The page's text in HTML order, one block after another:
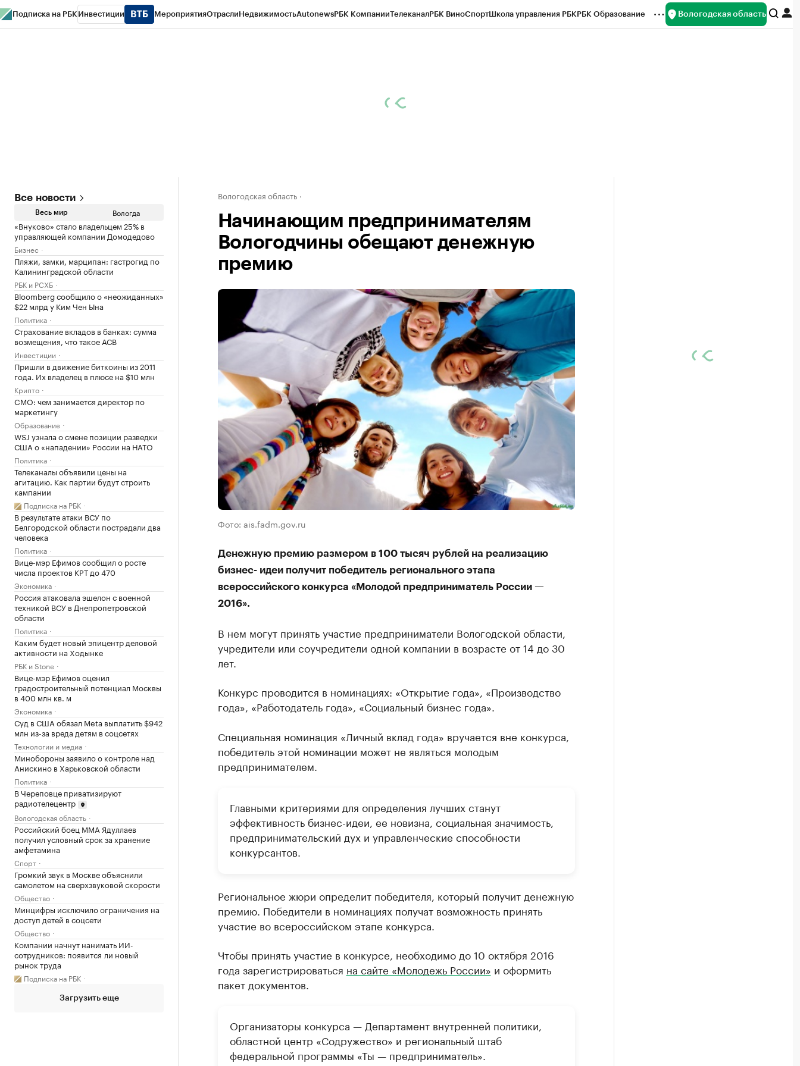
Подписка на РБК Инвестиции МероприятияОтраслиНедвижимостьAutonewsРБК КомпанииТелеканалРБК ВиноСпортШкола управления РБКРБК Образование Вологодская область
Все новости
Весь мир Вологда
«Внуково» стало владельцем 25% в
управляющей компании Домодедово
Бизнес
Пляжи, замки, марципан: гастрогид по
Калининградской области
РБК и РСХБ
Bloomberg сообщило о «неожиданных»
$22 млрд у Ким Чен Ына
Политика
Страхование вкладов в банках: сумма
возмещения, что такое АСВ
Инвестиции
Пришли в движение биткоины из 2011
года. Их владелец в плюсе на $10 млн
Крипто
CMO: чем занимается директор по
маркетингу
Образование
WSJ узнала о смене позиции разведки
США о «нападении» России на НАТО
Политика
Телеканалы объявили цены на
агитацию. Как партии будут строить
кампании
Подписка на РБК
В результате атаки ВСУ по
Белгородской области пострадали два
человека
Политика
Вице-мэр Ефимов сообщил о росте
числа проектов КРТ до 470
Экономика
Россия атаковала эшелон с военной
техникой ВСУ в Днепропетровской
области
Политика
Каким будет новый эпицентр деловой
активности на Ходынке
РБК и Stone
Вице-мэр Ефимов оценил
градостроительный потенциал Москвы
в 400 млн кв. м
Экономика
Суд в США обязал Meta выплатить $942
млн из-за вреда детям в соцсетях
Технологии и медиа
Минобороны заявило о контроле над
Анискино в Харьковской области
Политика
В Череповце приватизируют
радиотелецентр
Вологодская область
Российский боец ММА Ядуллаев
получил условный срок за хранение
амфетамина
Спорт
Громкий звук в Москве объяснили
самолетом на сверхзвуковой скорости
Общество
Минцифры исключило ограничения на
доступ детей в соцсети
Общество
Компании начнут нанимать ИИ-
сотрудников: появится ли новый
рынок труда
Подписка на РБК
Загрузить еще
Вологодская область
Начинающим предпринимателям
Вологодчины обещают денежную
премию
Фото: ais.fadm.gov.ru
Денежную премию размером в 100 тысяч рублей на реализацию
бизнес- идеи получит победитель регионального этапа
всероссийского конкурса «Молодой предприниматель России —
2016».
В нем могут принять участие предприниматели Вологодской области,
учредители или соучредители одной компании в возрасте от 14 до 30
лет.
Конкурс проводится в номинациях: «Открытие года», «Производство
года», «Работодатель года», «Социальный бизнес года».
Специальная номинация «Личный вклад года» вручается вне конкурса,
победитель этой номинации может не являться молодым
предпринимателем.
Главными критериями для определения лучших станут
эффективность бизнес-идеи, ее новизна, социальная значимость,
предпринимательский дух и управленческие способности
конкурсантов.
Региональное жюри определит победителя, который получит денежную
премию. Победители в номинациях получат возможность принять
участие во всероссийском этапе конкурса.
Чтобы принять участие в конкурсе, необходимо до 10 октября 2016
года зарегистрироваться на сайте «Молодежь России» и оформить
пакет документов.
Организаторы конкурса — Департамент внутренней политики,
областной центр «Содружество» и региональный штаб
федеральной программы «Ты — предприниматель».